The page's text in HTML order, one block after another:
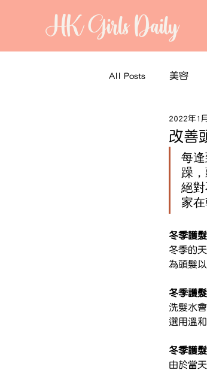
HK Girls Daily
All Posts 美容
改善
2022年1
每
躁
絕
家
冬季護
冬季的
為頭髮
冬季護
洗髮水
選用溫
冬季護
由於當